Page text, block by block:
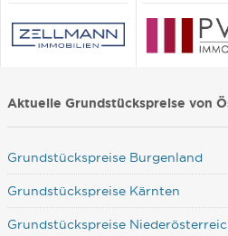
Aktuelle Grundstückspreise von
Grundstückspreise Burgenland
Grundstückspreise Kärnten
Grundstückspreise